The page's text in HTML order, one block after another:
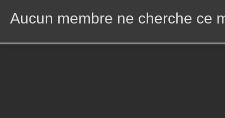
Aucun membre ne cherche ce